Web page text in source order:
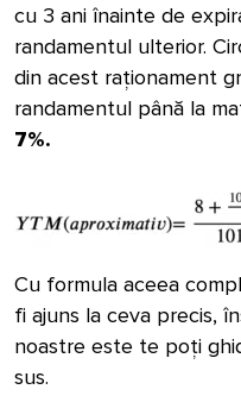
cu 3 ani înainte de
randamentul ulterior.
din acest raționament
randamentul până la
7%.
Cu formula aceea
fi ajuns la ceva precis,
noastre este te poți
sus.